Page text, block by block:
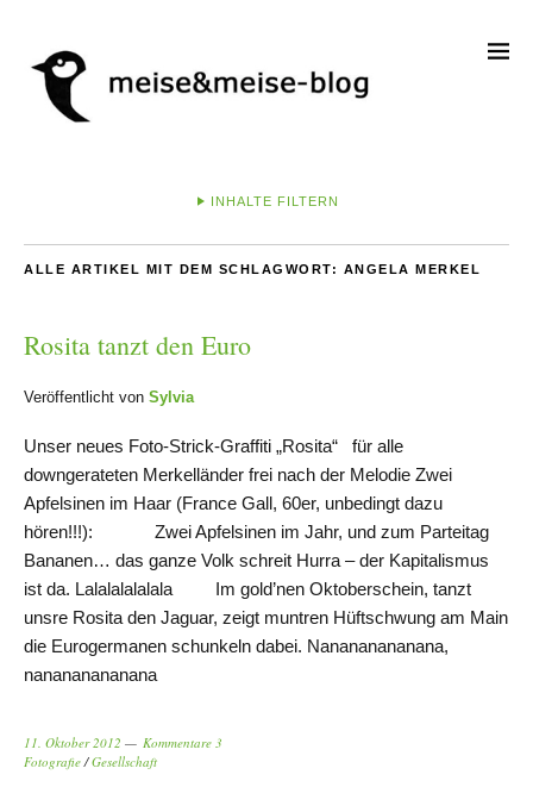
INHALTE FILTERN
ALLE ARTIKEL MIT DEM SCHLAGWORT: ANGELA MERKEL
Rosita tanzt den Euro
Veröffentlicht von Sylvia
Unser neues Foto-Strick-Graffiti „Rosita“ für alle
downgerateten Merkelländer frei nach der Melodie Zwei
Apfelsinen im Haar (France Gall, 60er, unbedingt dazu
hören!!!): Zwei Apfelsinen im Jahr, und zum Parteitag
Bananen… das ganze Volk schreit Hurra – der Kapitalismus
ist da. Lalalalalalala Im gold’nen Oktoberschein, tanzt
unsre Rosita den Jaguar, zeigt muntren Hüftschwung am Main
die Eurogermanen schunkeln dabei. Nanananananana,
nanananananana
11. Oktober 2012
Kommentare 3
Fotografie /Gesellschaft